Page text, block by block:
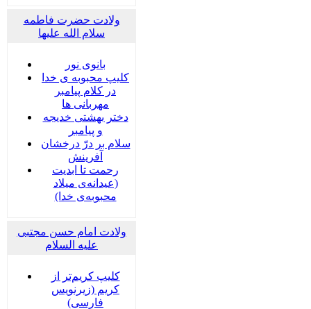
ولادت حضرت فاطمه
سلام الله علیها
بانوی نور
کلیپ محبوبه ی خدا
در کلام پیامبر
مهربانی ها
دختر بهشتی خدیجه
و پیامبر
سلام بر درّ درخشان
آفرینش
رحمت تا ابدیت
(عیدانه‌ی میلاد
محبوبه‌ی خدا)
ولادت امام حسن مجتبی
علیه السلام
کلیپ کریم‌تر از
کریم (زیرنویس
فارسی)